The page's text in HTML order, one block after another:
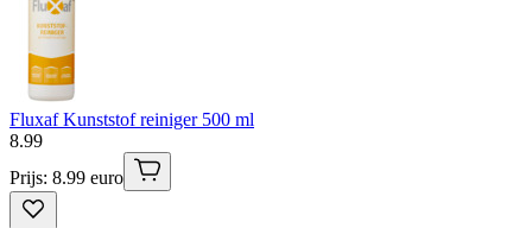
Fluxaf Kunststof reiniger 500 ml
8.99
Prijs: 8.99 euro